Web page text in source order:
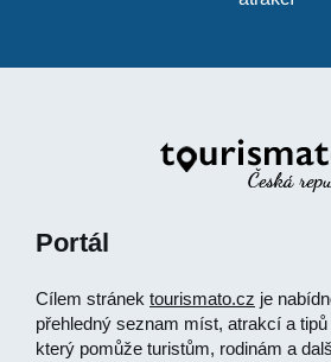
Portál
Cílem stránek tourismato.cz je
přehledný seznam míst, atrakcí a tipů
který pomůže turistům, rodinám a